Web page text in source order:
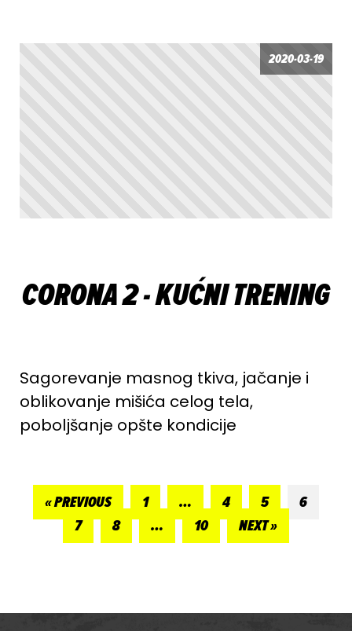
2020-03-19
CORONA 2 - KUĆNI TRENING
Sagorevanje masnog tkiva, jačanje i
oblikovanje mišića celog tela,
poboljšanje opšte kondicije
« PREVIOUS 1 … 4 5
6
7
8 … 10 NEXT »